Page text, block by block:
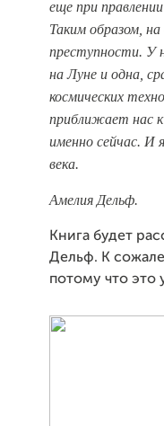
еще при
Таким образом,
преступности. У
на Луне и одна,
космических
приближает нас
именно сейчас. И
века.
Амелия Дельф.
Книга будет
Дельф. К
потому что это